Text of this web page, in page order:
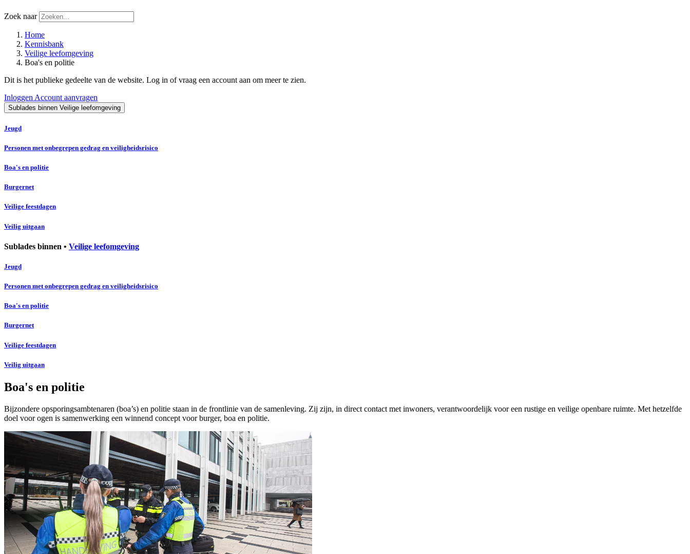
Zoek naar
Home
Kennisbank
Veilige leefomgeving
Boa's en politie
Dit is het publieke gedeelte van de website. Log in of vraag een account aan om meer te zien.
Inloggen Account aanvragen
Sublades binnen Veilige leefomgeving
Jeugd
Personen met onbegrepen gedrag en veiligheidsrisico
Boa's en politie
Burgernet
Veilige feestdagen
Veilig uitgaan
Sublades binnen • Veilige leefomgeving
Jeugd
Personen met onbegrepen gedrag en veiligheidsrisico
Boa's en politie
Burgernet
Veilige feestdagen
Veilig uitgaan
Boa's en politie
Bijzondere opsporingsambtenaren (boa’s) en politie staan in de frontlinie van de samenleving. Zij zijn, in direct contact met inwoners, verantwoordelijk voor een rustige en veilige openbare ruimte. Met hetzelfde
doel voor ogen is samenwerking een winnend concept voor burger, boa en politie.